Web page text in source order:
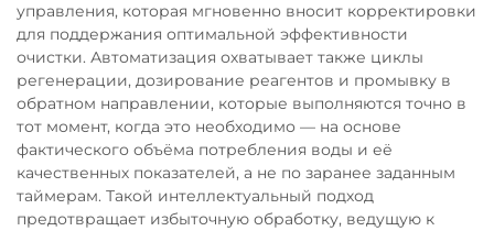
управления, которая мгновенно вносит корректировки
для поддержания оптимальной эффективности
очистки. Автоматизация охватывает также циклы
регенерации, дозирование реагентов и промывку в
обратном направлении, которые выполняются точно в
тот момент, когда это необходимо — на основе
фактического объёма потребления воды и её
качественных показателей, а не по заранее заданным
таймерам. Такой интеллектуальный подход
предотвращает избыточную обработку, ведущую к